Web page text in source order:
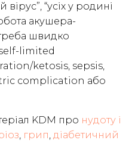
“усіх у родині
акушера-
швидко
limited
ketosis, sepsis,
complication або
KDM про нудоту і
, грип, діабетичний